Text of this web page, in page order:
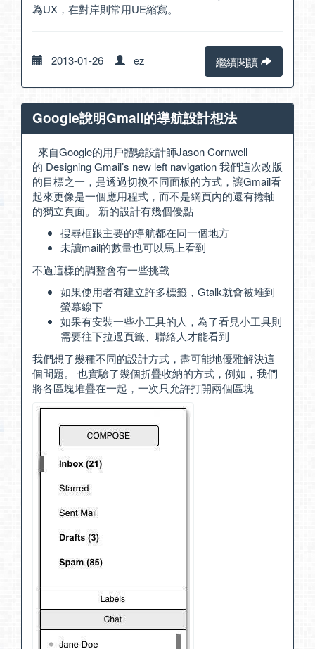
為UX，在對岸則常用UE縮寫。
2013-01-26 ez 繼續閱讀
Google說明Gmail的導航設計想法
來自Google的用戶體驗設計師Jason Cornwell
的 Designing Gmail’s new left navigation我們這次改版
的目標之一，是透過切換不同面板的方式，讓Gmail看
起來更像是一個應用程式，而不是網頁內的還有捲軸
的獨立頁面。 新的設計有幾個優點
搜尋框跟主要的導航都在同一個地方
未讀mail的數量也可以馬上看到
不過這樣的調整會有一些挑戰
如果使用者有建立許多標籤，Gtalk就會被堆到
螢幕線下
如果有安裝一些小工具的人，為了看見小工具則
需要往下拉過頁籤、聯絡人才能看到
我們想了幾種不同的設計方式，盡可能地優雅解決這
個問題。 也實驗了幾個折疊收納的方式，例如，我們
將各區塊堆疊在一起，一次只允許打開兩個區塊